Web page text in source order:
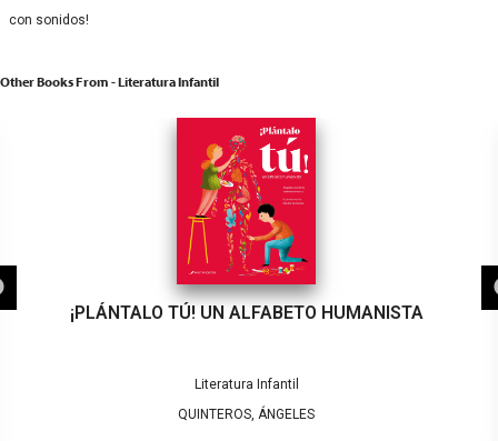
con sonidos!
Other Books From - Literatura Infantil
¡PLÁNTALO TÚ! UN ALFABETO HUMANISTA
Literatura Infantil
QUINTEROS, ÁNGELES